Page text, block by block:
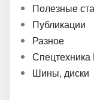
Полезные
Публикации
Разное
Спецтехника
Шины, диски